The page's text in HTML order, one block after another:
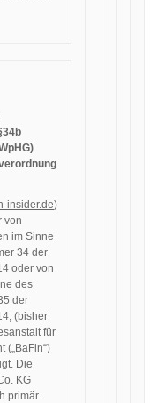
insider.de)
von
im Sinne
34 der
oder von
des
der
(bisher
für
(„BaFin“)
Die
KG
primär